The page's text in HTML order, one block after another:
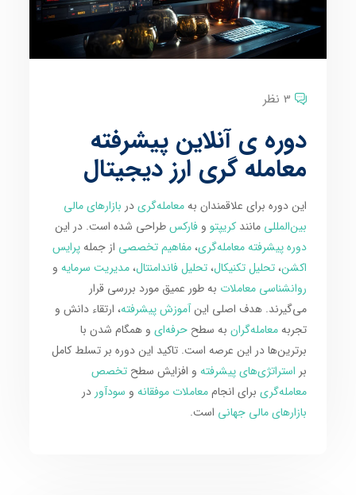
3 نظر
دوره ی آنلاین پیشرفته
معامله گری ارز دیجیتال
این دوره برای علاقمندان بهمعامله‌گریدر بازارهای مالی
بین‌المللی مانندکریپتو وفارکسطراحی شده است. در این
دوره پیشرفته معامله‌گری،مفاهیم تخصصی از جملهپرایس
اکشن،تحلیل تکنیکال،تحلیل فاندامنتال،مدیریت سرمایه و
روانشناسی معاملات به طور عمیق مورد بررسی قرار
می‌گیرند. هدف اصلی اینآموزش پیشرفته، ارتقاء دانش و
تجربهمعامله‌گران به سطححرفه‌ای و همگام شدن با
برترین‌ها در این عرصه است. تاکید این دوره بر تسلط کامل
بر استراتژی‌های پیشرفته و افزایش سطحتخصص
معامله‌گری برای انجاممعاملات موفقانه و سودآور در
بازارهای مالی جهانی است.